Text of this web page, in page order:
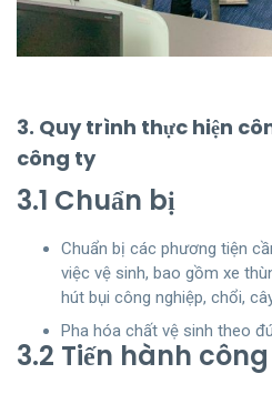
3. Quy trình thực hiện
công ty
3.1 Chuẩn bị
Chuẩn bị các phương tiện
việc vệ sinh, bao gồm xe
hút bụi công nghiệp, chổi,
Pha hóa chất vệ sinh theo
3.2 Tiến hành